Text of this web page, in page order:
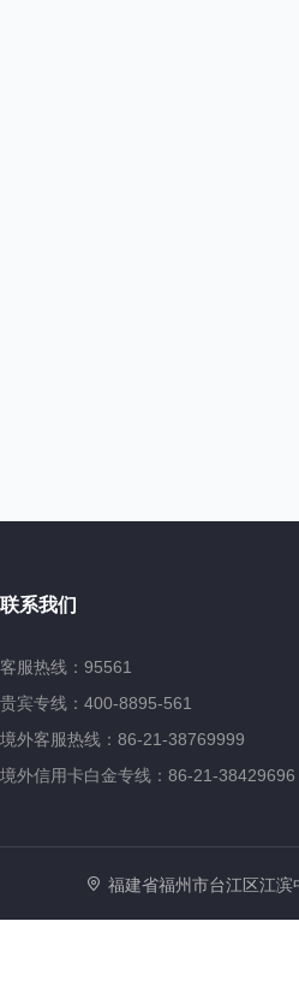
联系我们
客服热线：95561
贵宾专线：400-8895-561
境外客服热线：86-21-38769999
境外信用卡白金专线：86-21-38429696
福建省福州市台江区江